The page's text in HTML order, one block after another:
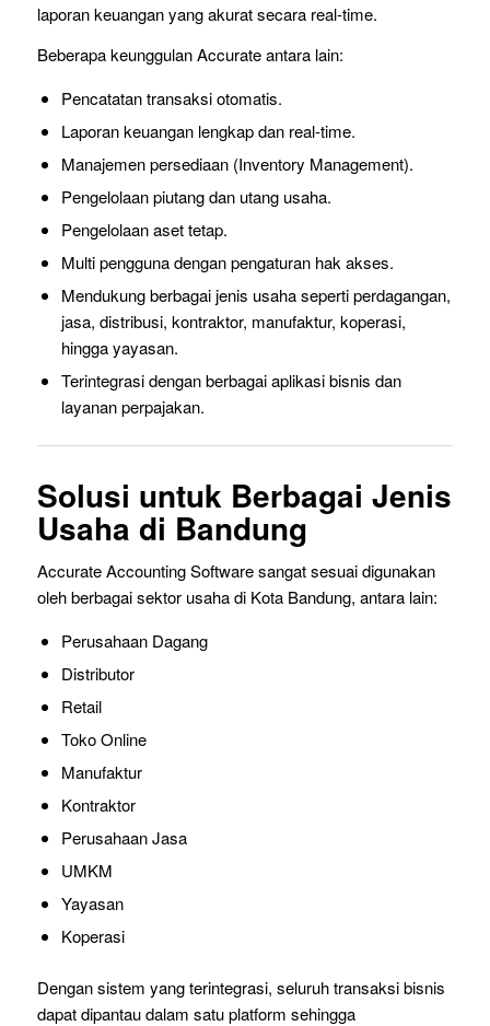
laporan keuangan yang akurat secara real-time.
Beberapa keunggulan Accurate antara lain:
Pencatatan transaksi otomatis.
Laporan keuangan lengkap dan real-time.
Manajemen persediaan (Inventory Management).
Pengelolaan piutang dan utang usaha.
Pengelolaan aset tetap.
Multi pengguna dengan pengaturan hak akses.
Mendukung berbagai jenis usaha seperti perdagangan,
jasa, distribusi, kontraktor, manufaktur, koperasi,
hingga yayasan.
Terintegrasi dengan berbagai aplikasi bisnis dan
layanan perpajakan.
Solusi untuk Berbagai Jenis
Usaha di Bandung
Accurate Accounting Software sangat sesuai digunakan
oleh berbagai sektor usaha di Kota Bandung, antara lain:
Perusahaan Dagang
Distributor
Retail
Toko Online
Manufaktur
Kontraktor
Perusahaan Jasa
UMKM
Yayasan
Koperasi
Dengan sistem yang terintegrasi, seluruh transaksi bisnis
dapat dipantau dalam satu platform sehingga